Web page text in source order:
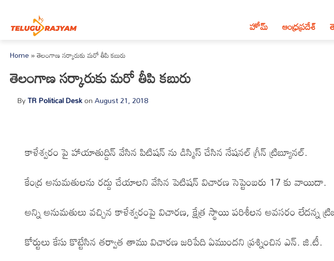
హోమ్ ఆంధ్ర‌ప్ర‌దేశ్‌
Home»తెలంగాణ సర్కారుకు మరో తీపి కబురు
తెలంగాణ సర్కారుకు మరో తీపి కబురు
ByTR Political DeskonAugust 21, 2018
కాళేశ్వరం పై హాయాతుద్దిన్ వేసిన పిటిషన్ ను డిస్మిస్ చేసిన నేషనల్ గ్రీన్ ట్రిబ్యూనల్.
కేంద్ర అనుమతులను రద్దు చేయాలని వేసిన పెటిషన్ విచారణ సెప్టెంబరు 17 కు వాయిదా.
అన్ని అనుమతులు వచ్చిన కాళేశ్వరంపై విచారణ, క్షేత్ర స్థాయి పరిశీలన అవసరం లేదన్న
కోర్టులు కేసు కొట్టేసిన తర్వాత తాము విచారణ జరిపేది ఏముందని ప్రశ్నించిన ఎన్. జి.టీ.